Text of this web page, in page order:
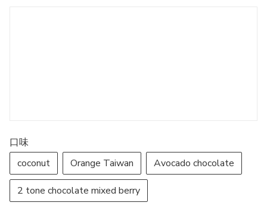
口味
coconut
Orange Taiwan Avocado chocolate
2 tone chocolate mixed berry